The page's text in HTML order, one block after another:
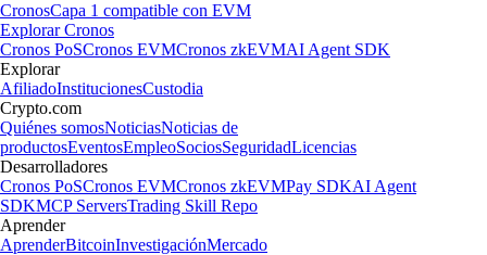
CronosCapa 1 compatible con EVM
Explorar Cronos
Cronos PoSCronos EVMCronos zkEVMAI Agent SDK
Explorar
AfiliadoInstitucionesCustodia
Crypto.com
Quiénes somosNoticiasNoticias de
productosEventosEmpleoSociosSeguridadLicencias
Desarrolladores
Cronos PoSCronos EVMCronos zkEVMPay SDKAI Agent
SDKMCP ServersTrading Skill Repo
Aprender
AprenderBitcoinInvestigaciónMercado